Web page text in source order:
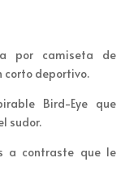
por camiseta de
corto deportivo.
Bird-Eye que
sudor.
a contraste que le